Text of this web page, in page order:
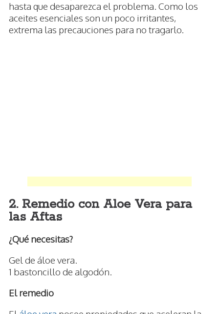
hasta que desaparezca el problema. Como los
aceites esenciales son un poco irritantes,
extrema las precauciones para no tragarlo.
2. Remedio con Aloe Vera para
las Aftas
¿Qué necesitas?
Gel de áloe vera.
1 bastoncillo de algodón.
El remedio